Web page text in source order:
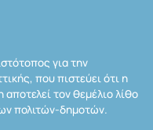
για την
που πιστεύει ότι η
τον θεμέλιο λίθο
πολιτών-δημοτών.